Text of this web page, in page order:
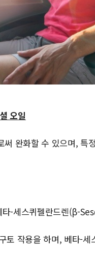
오일
완화할 수 있으며, 특
타-세스퀴펠란드렌(β-
토 작용을 하며, 베타-